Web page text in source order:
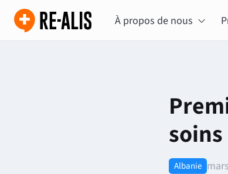
À propos de nous
Premier forum germano-albanais sur les
Albanie